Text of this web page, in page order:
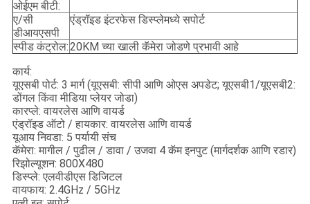
ओईएम बीटी:
ए/सी
डीआयएसपी
एंड्रॉइड इंटरफेस डिस्प्लेमध्ये सपोर्ट
स्पीड कंट्रोल:20KM च्या खाली कॅमेरा जोडणे प्रभावी आहे
कार्य:
यूएसबी पोर्ट: 3 मार्ग (यूएसबी: सीपी आणि ओएस अपडेट; यूएसबी1/यूएसबी2:
डोंगल किंवा मीडिया प्लेयर जोडा)
कारप्ले: वायरलेस आणि वायर्ड
एंड्रॉइड ऑटो / हायकार: वायरलेस आणि वायर्ड
यूआय निवडा: 5 पर्यायी संच
कॅमेरा: मागील / पुढील / डावा / उजवा 4 कॅम इनपुट (मार्गदर्शक आणि रडार)
रिझोल्यूशन: 800X480
डिस्प्ले: एलवीडीएस डिजिटल
वायफाय: 2.4GHz / 5GHz